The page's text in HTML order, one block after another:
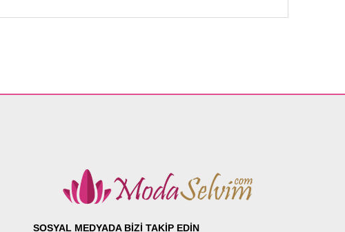
114
138
SOSYAL MEDYADA BİZİ TAKİP EDİN